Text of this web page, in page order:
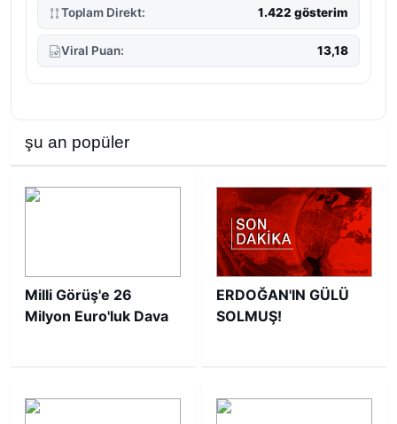
Toplam Direkt: 1.422 gösterim
Viral Puan: 13,18
şu an popüler
Milli Görüş'e 26
Milyon Euro'luk Dava
ERDOĞAN'IN GÜLÜ
SOLMUŞ!